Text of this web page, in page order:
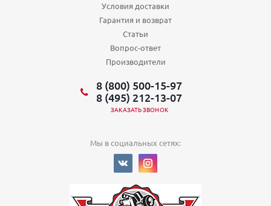
Условия доставки
Гарантия и возврат
Статьи
Вопрос-ответ
Производители
8 (800) 500-15-97
8 (495) 212-13-07
ЗАКАЗАТЬ ЗВОНОК
Мы в социальных сетях: